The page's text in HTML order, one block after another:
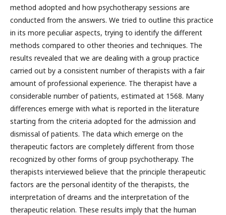
method adopted and how psychotherapy sessions are
conducted from the answers. We tried to outline this practice
in its more peculiar aspects, trying to identify the different
methods compared to other theories and techniques. The
results revealed that we are dealing with a group practice
carried out by a consistent number of therapists with a fair
amount of professional experience. The therapist have a
considerable number of patients, estimated at 1568. Many
differences emerge with what is reported in the literature
starting from the criteria adopted for the admission and
dismissal of patients. The data which emerge on the
therapeutic factors are completely different from those
recognized by other forms of group psychotherapy. The
therapists interviewed believe that the principle therapeutic
factors are the personal identity of the therapists, the
interpretation of dreams and the interpretation of the
therapeutic relation. These results imply that the human